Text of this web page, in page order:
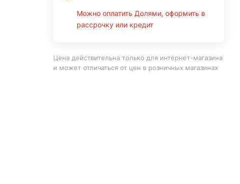
Можно оплатить Долями, оформить в
рассрочку или кредит
Цена действительна только для интернет-магазина
и может отличаться от цен в розничных магазинах